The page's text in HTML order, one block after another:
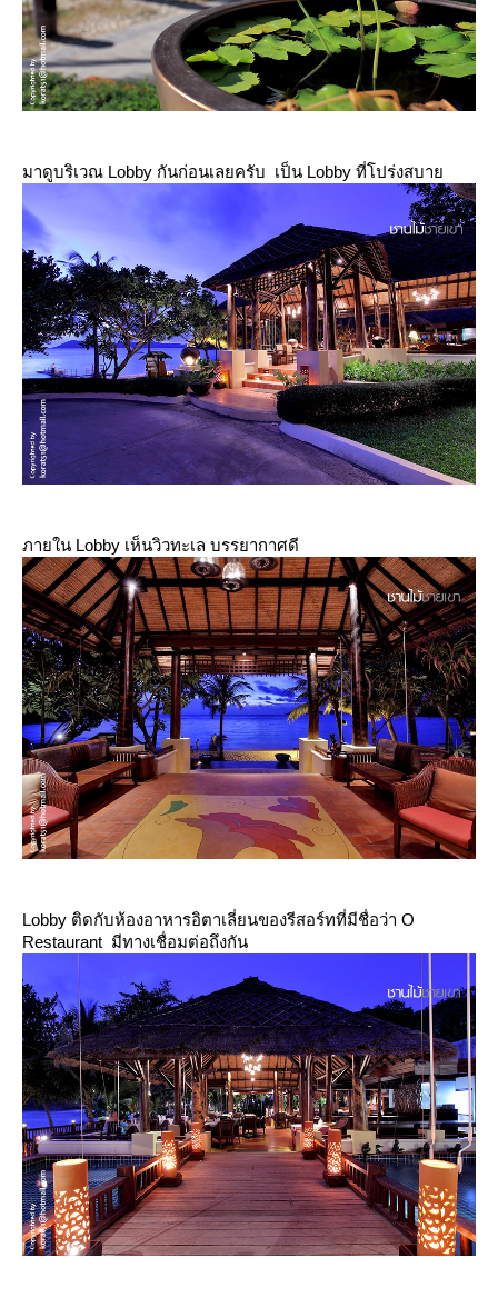
มาดูบริเวณ Lobby กันก่อนเลยครับ เป็น Lobby ที่โปร่งสบา
ภายใน Lobby เห็นวิวทะเล บรรยากาศดี
Lobby ติดกับห้องอาหารอิตาเลี่ยนของรีสอร์ทที่มีชื่อว่า O
Restaurant มีทางเชื่อมต่อถึงกัน